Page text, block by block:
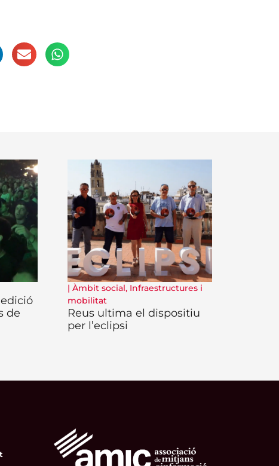
de
| Àmbit social, Infraestructures i
mobilitat
Reus ultima el dispositiu
per l’eclipsi